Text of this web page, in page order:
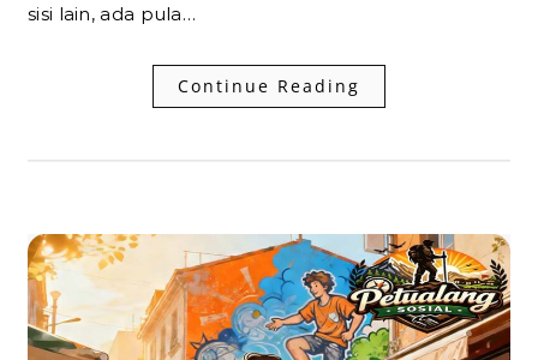
sisi lain, ada pula…
Continue Reading